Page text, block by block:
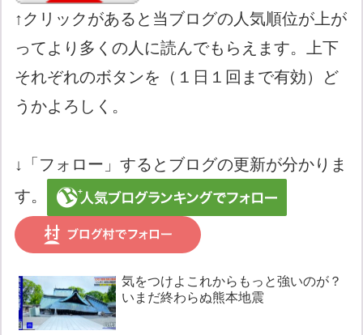
↑クリックがあると当ブログの人気順位が上が
ってより多くの人に読んでもらえます。上下
それぞれのボタンを（１日１回まで有効）ど
うかよろしく。
↓「フォロー」するとブログの更新が分かりま
す。
気をつけよこれからもっと強いのが？
いまだ終わらぬ熊本地震